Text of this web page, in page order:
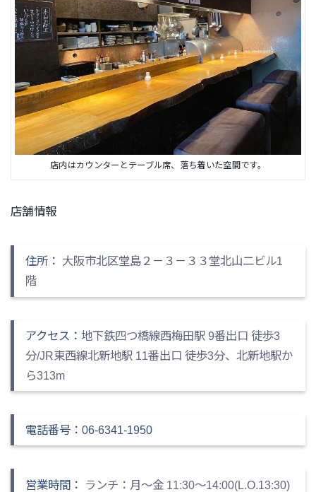
店内はカウンターとテーブル席、落ち着いた空間です。
店舗情報
住所：
大阪市北区堂島２－３－３３堂北山二ビル1
階
アクセス：地下鉄四つ橋線西梅田駅 9番出口 徒歩3
分/JR東西線北新地駅 11番出口 徒歩3分、北新地駅か
ら313m
電話番号：06-6341-1950
営業時間：
ランチ：月～金 11:30～14:00(L.O.13:30)